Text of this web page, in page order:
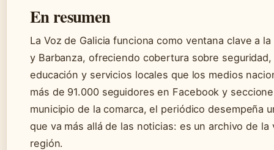
En resumen
La Voz de Galicia funciona como ventana clave a
y Barbanza, ofreciendo cobertura sobre
educación y servicios locales que los medios
más de 91.000 seguidores en Facebook y
municipio de la comarca, el periódico desempeña
que va más allá de las noticias: es un archivo de la
región.